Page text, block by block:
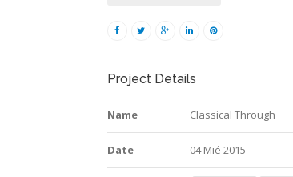
Project Details
Name Classical Through
Date 04 Mié 2015